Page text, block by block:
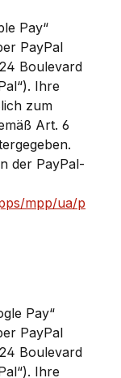
Pay“
PayPal
Boulevard
Ihre
zum
Art. 6
der PayPal-
mpp/ua/p
Pay“
PayPal
Boulevard
Ihre